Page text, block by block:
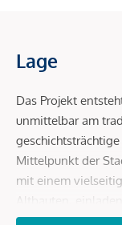
Lage
Das Projekt
unmittelbar am
Mittelpunkt der
mit einem